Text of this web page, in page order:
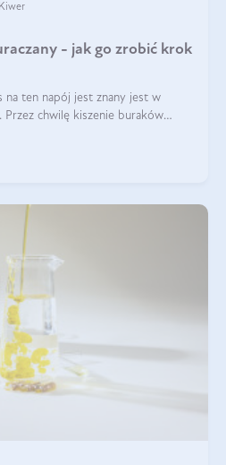
- jak go zrobić krok
na ten napój jest znany jest w
chwilę kiszenie buraków